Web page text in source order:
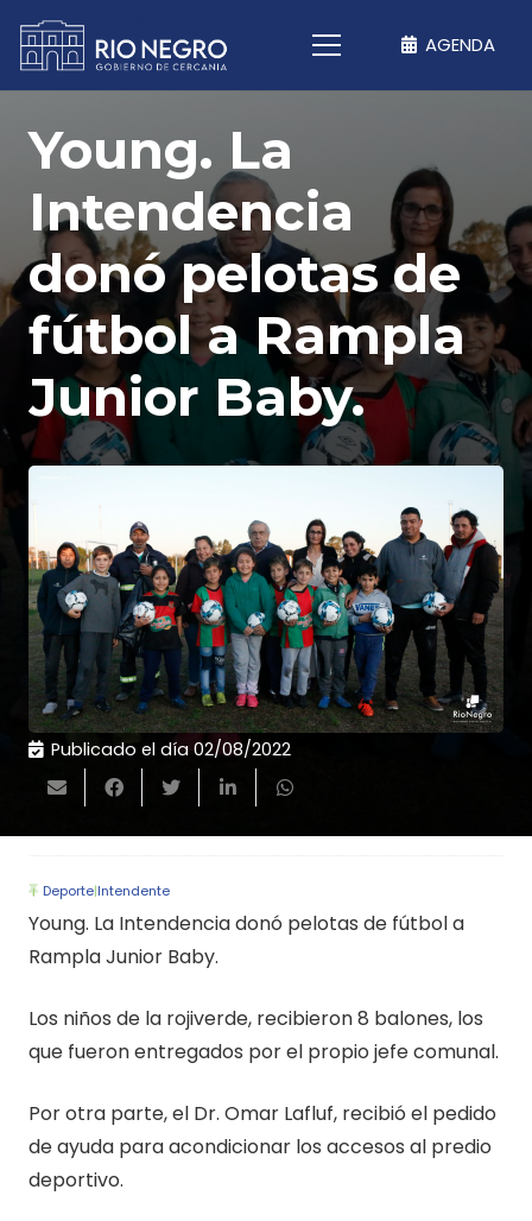
AGENDA
Young. La
Intendencia
donó pelotas de
fútbol a Rampla
Junior Baby.
Publicado el día02/08/2022
Deporte|Intendente
Young. La Intendencia donó pelotas de fútbol a
Rampla Junior Baby.
Los niños de la rojiverde, recibieron 8 balones, los
que fueron entregados por el propio jefe comunal.
Por otra parte, el Dr. Omar Lafluf, recibió el pedido
de ayuda para acondicionar los accesos al predio
deportivo.